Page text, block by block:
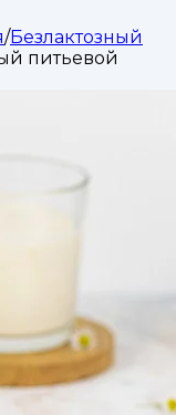
/Безлактозный
питьевой